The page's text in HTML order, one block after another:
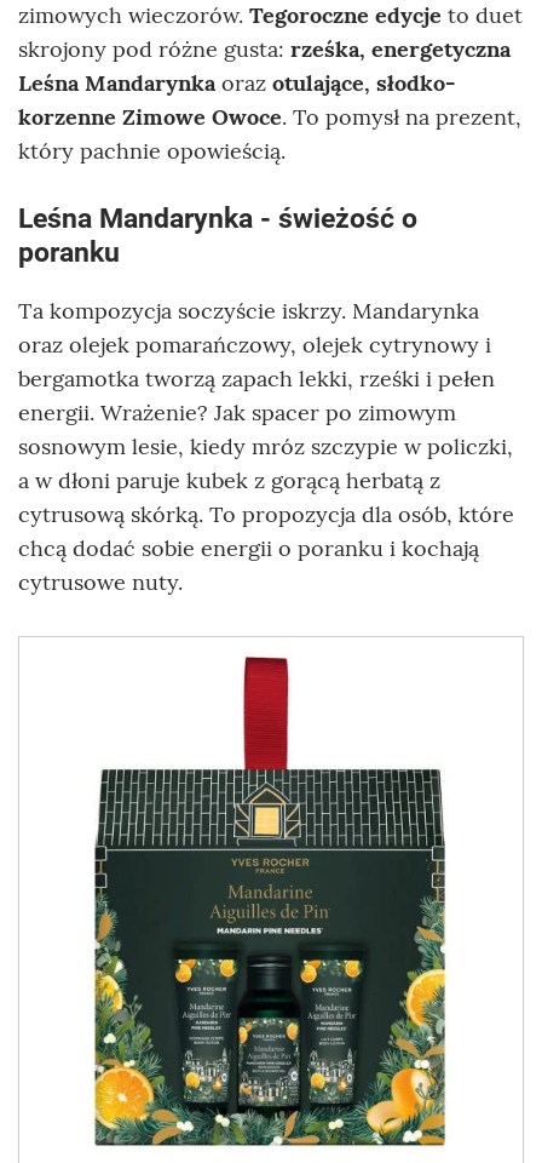
zimowych wieczorów. Tegoroczne edycje to duet
skrojony pod różne gusta: rześka, energetyczna
Leśna Mandarynkaoraz otulające, słodko-
korzenne Zimowe Owoce. To pomysł na prezent,
który pachnie opowieścią.
Leśna Mandarynka - świeżość o
poranku
Ta kompozycja soczyście iskrzy. Mandarynka
oraz olejek pomarańczowy, olejek cytrynowy i
bergamotka tworzą zapach lekki, rześki i pełen
energii. Wrażenie? Jak spacer po zimowym
sosnowym lesie, kiedy mróz szczypie w policzki,
a w dłoni paruje kubek z gorącą herbatą z
cytrusową skórką. To propozycja dla osób, które
chcą dodać sobie energii o poranku i kochają
cytrusowe nuty.